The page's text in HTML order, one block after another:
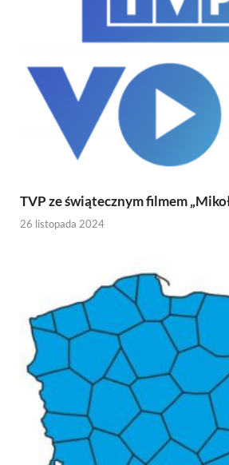
TVP ze świątecznym filmem
26 listopada 2024